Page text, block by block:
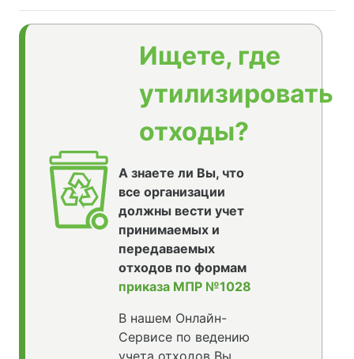
Ищете, где
утилизировать
отходы?
А знаете ли Вы, что
все организации
должны вести учет
принимаемых и
передаваемых
отходов по формам
приказа МПР №1028
В нашем Онлайн-
Сервисе по ведению